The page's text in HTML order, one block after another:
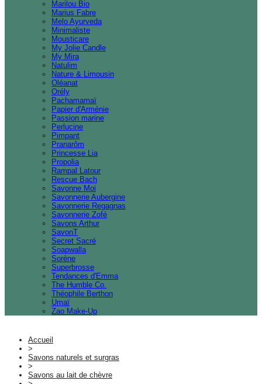
Marilou Bio
Marius Fabre
Melo Ayurveda
Minimaliste
Mousticare
My Jolie Candle
My Mira
Natulim
Nature & Limousin
Oléanat
Orély
Pachamamaï
Papier d'Arménie
Passion marine
Perlucine
Pimpant
Pranarôm
Princesse Lia
Propolia
Rampal Latour
Rescue Bach
Savonne Moi
Savonnerie Aubergine
Savonnerie Regagnas
Savonnerie Zofé
Savons Arthur
SavonT
Secret Sacré
Soapwalla
Sorène
Superbrosse
Tendances d'Emma
The Humble Co.
Théophile Berthon
Umaï
Zao Make-Up
Accueil
>
Savons naturels et surgras
>
Savons au lait de chèvre